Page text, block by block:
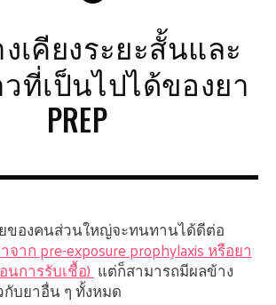
เคียงระยะสั้นและ
ที่เป็นไปได้ของยา
PREP
ของคนส่วนใหญ่จะทนทานได้ดีต่อ
จาก pre-exposure prophylaxis หรือยา
นการรับเชื้อ)แต่ก็สามารถมีผลข้าง
กับยาอื่น ๆ ทั้งหมด